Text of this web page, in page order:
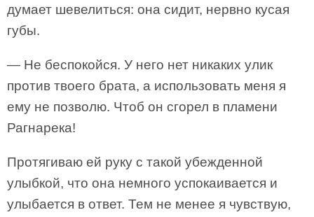
думает шевелиться: она сидит, нервно кусая
губы.
— Не беспокойся. У него нет никаких улик
против твоего брата, а использовать меня я
ему не позволю. Чтоб он сгорел в пламени
Рагнарека!
Протягиваю ей руку с такой убежденной
улыбкой, что она немного успокаивается и
улыбается в ответ. Тем не менее я чувствую,